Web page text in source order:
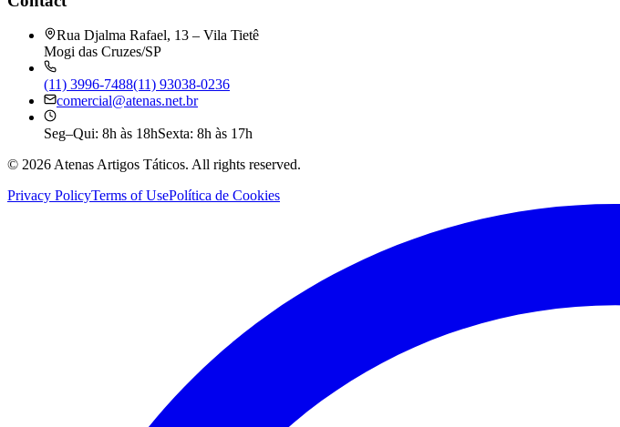
Rua Djalma Rafael, 13 – Vila Tietê
Mogi das Cruzes/SP
(11) 3996-7488(11) 93038-0236
comercial@atenas.net.br
Seg–Qui: 8h às 18hSexta: 8h às 17h
© 2026 Atenas Artigos Táticos. All rights reserved.
Privacy PolicyTerms of UsePolítica de Cookies